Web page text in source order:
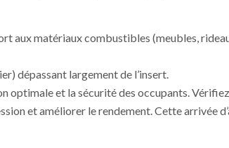
aux matériaux combustibles (meubles,
dépassant largement de l’insert.
optimale et la sécurité des occupants.
et améliorer le rendement. Cette arrivée